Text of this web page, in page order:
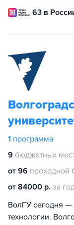
63 в
1 программа
9 бюджетных
от 96 проходной
от 84000 р. за
ВолГУ сегодня —
технологии.